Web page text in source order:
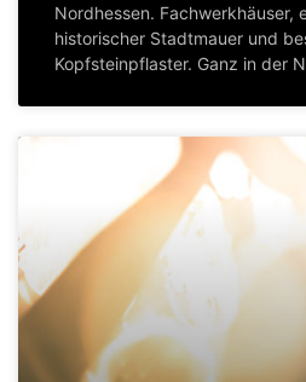
Nordhessen. Fachwerkhäuser,
historischer Stadtmauer und
Kopfsteinpflaster. Ganz in der